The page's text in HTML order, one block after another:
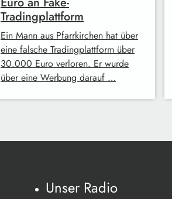
Tradingplattform
Ein Mann aus Pfarrkirchen hat über
eine falsche Tradingplattform über
30.000 Euro verloren. Er wurde
über eine Werbung darauf …
Unser Radio